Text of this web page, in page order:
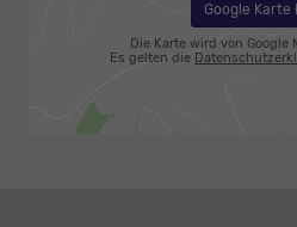
Google Karte
Die Karte wird von Google
Es gelten die